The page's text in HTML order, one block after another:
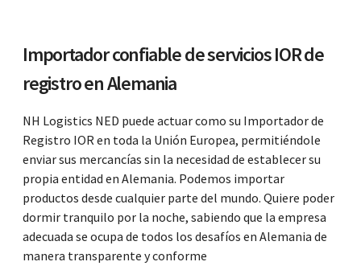
Importador confiable de servicios IOR de
registro en Alemania
NH Logistics NED puede actuar como su Importador de
Registro IOR en toda la Unión Europea, permitiéndole
enviar sus mercancías sin la necesidad de establecer su
propia entidad en Alemania. Podemos importar
productos desde cualquier parte del mundo. Quiere poder
dormir tranquilo por la noche, sabiendo que la empresa
adecuada se ocupa de todos los desafíos en Alemania de
manera transparente y conforme